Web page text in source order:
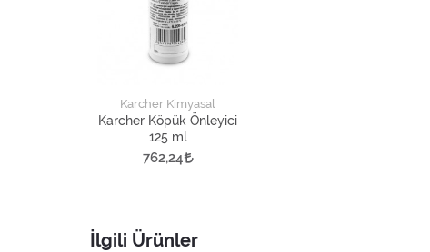
Karcher Kimyasal
Karcher Köpük Önleyici
125 ml
762,24
İlgili Ürünler